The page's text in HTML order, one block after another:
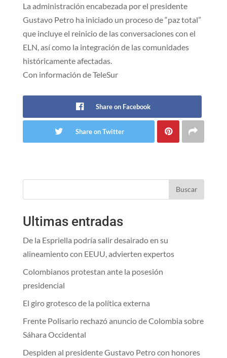
La administración encabezada por el presidente
Gustavo Petro ha iniciado un proceso de “paz total”
que incluye el reinicio de las conversaciones con el
ELN, así como la integración de las comunidades
históricamente afectadas.
Con información de TeleSur
Share on Facebook
Share on Twitter
Buscar
Ultimas entradas
De la Espriella podría salir desairado en su
alineamiento con EEUU, advierten expertos
Colombianos protestan ante la posesión
presidencial
El giro grotesco de la política externa
Frente Polisario rechazó anuncio de Colombia sobre
Sáhara Occidental
Despiden al presidente Gustavo Petro con honores